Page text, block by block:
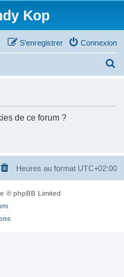
Kop
Connexion
S’enregistrer
h
de ce forum ?
Heures au format UTC+02:00
© phpBB Limited